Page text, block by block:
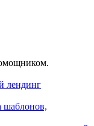
лендинг
шаблонов,